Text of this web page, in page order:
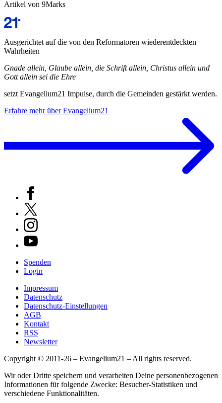
Artikel von 9Marks
Ausgerichtet auf die von den Reformatoren wiederentdeckten
Wahrheiten
Gnade allein, Glaube allein, die Schrift allein, Christus allein und
Gott allein sei die Ehre
setzt Evangelium21 Impulse, durch die Gemeinden gestärkt werden.
Erfahre mehr über Evangelium21
Spenden
Login
Impressum
Datenschutz
Datenschutz-Einstellungen
AGB
Kontakt
RSS
Newsletter
Copyright © 2011-26 – Evangelium21 – All rights reserved.
Wir oder Dritte speichern und verarbeiten Deine personenbezogenen
Informationen für folgende Zwecke: Besucher-Statistiken und
verschiedene Funktionalitäten.